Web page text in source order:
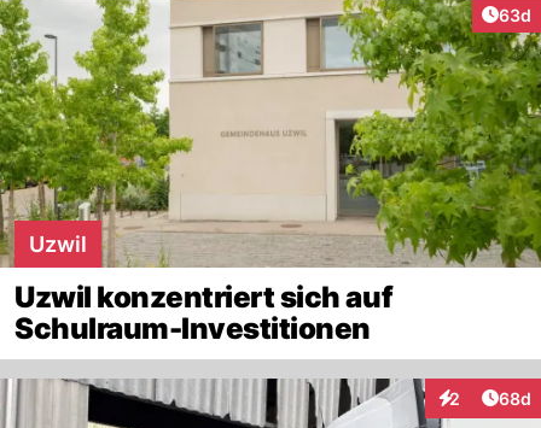
63d
Uzwil
Uzwil konzentriert sich auf
Schulraum-Investitionen
2
Interaktionen
68d